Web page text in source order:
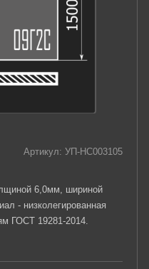
Артикул: УП-НС003105
6,0мм, шириной
- низколегированная
ГОСТ 19281-2014.